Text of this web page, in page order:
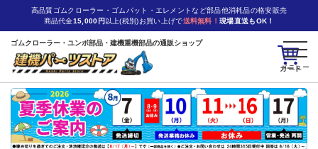
カート
高品質ゴムクローラー・ゴムパット・エレメントなど部品他消耗品の格安販売
商品代金15,000円 以上(税別)お買い上げで送料無料！ 現場直送もOK！
ゴムクローラー・ユンボ部品・建機重機部品の通販ショップ